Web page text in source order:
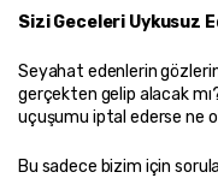
Sizi Geceleri Uykusuz
Seyahat edenlerin
gerçekten gelip alacak
uçuşumu iptal ederse ne
Bu sadece bizim için